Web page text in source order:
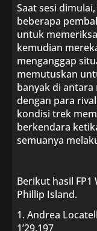
Saat sesi
beberapa
untuk
kemudian
menganggap
memutuskan
banyak di
dengan para
kondisi trek
berkendara
semuanya
Berikut hasil FP1
Phillip Island.
1. Andrea
1’29.197